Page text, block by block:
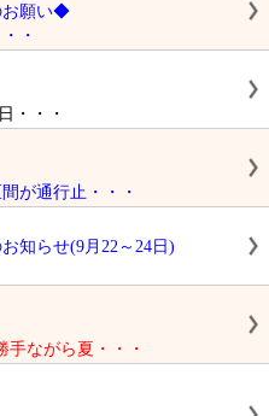
お願い◆
・
・・・
が通行止・・・
知らせ(9月22～24日)
手ながら夏・・・